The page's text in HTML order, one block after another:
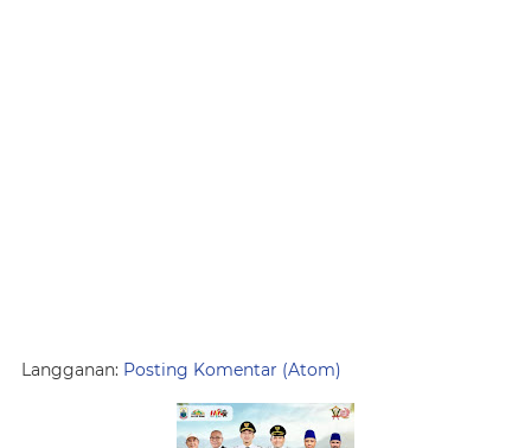
Langganan: Posting Komentar (Atom)